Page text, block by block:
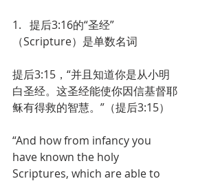
1.   提后3:16的“圣经”
（Scripture）是单数名词
提后3:15，“并且知道你是从小明
白圣经。这圣经能使你因信基督耶
稣有得救的智慧。”（提后3:15）
“And how from infancy you
have known the holy
Scriptures, which are able to